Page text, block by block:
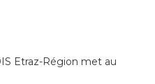
Etraz-Région met au